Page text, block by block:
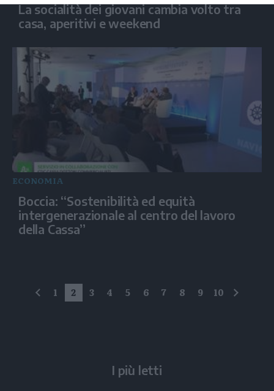
La socialità dei giovani cambia volto tra
casa, aperitivi e weekend
ECONOMIA
Boccia: “Sostenibilità ed equità
intergenerazionale al centro del lavoro
della Cassa”
precedente
1 2 3 4 5 6 7 8 9 10
I più letti